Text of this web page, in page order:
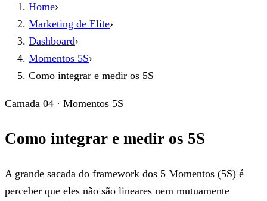
Home›
Marketing de Elite›
Dashboard›
Momentos 5S›
Como integrar e medir os 5S
Camada 04 · Momentos 5S
Como integrar e medir os 5S
A grande sacada do framework dos 5 Momentos (5S) é
perceber que eles não são lineares nem mutuamente